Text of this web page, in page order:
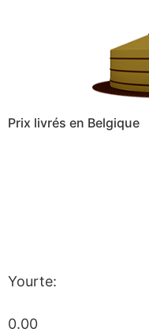
Prix livrés en Belgique
Yourte:
0.00